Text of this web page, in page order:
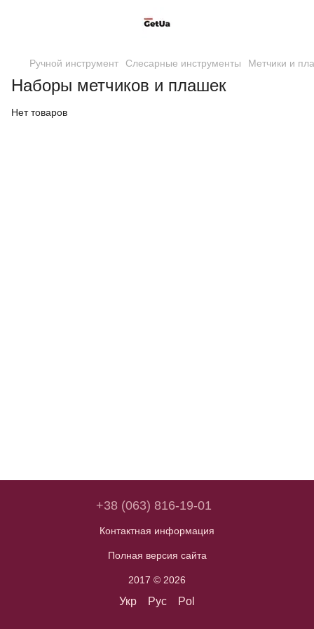
Ручной инструмент Слесарные инструменты Метчики и
Наборы метчиков и плашек
Нет товаров
+38 (063) 816-19-01
Контактная информация
Полная версия сайта
2017 © 2026
Укр Рус Pol